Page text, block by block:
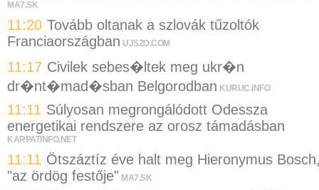
MA7.SK
11:20 Tovább oltanak a szlovák tűzoltók
Franciaországban UJSZO.COM
11:17 Civilek sebes�ltek meg ukr�n
dr�nt�mad�sban Belgorodban KURUC.INFO
11:11 Súlyosan megrongálódott Odessza
energetikai rendszere az orosz támadásban
KARPATINFO.NET
11:11 Ötszáztíz éve halt meg Hieronymus
"az ördög festője" MA7.SK